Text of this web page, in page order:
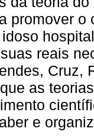
promover
reais
Cruz,
as
e